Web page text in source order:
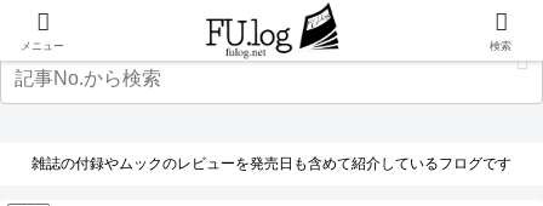
雑誌の付録やムックのレビューを発売日も含めて紹介しているフログです
メニュー 検索